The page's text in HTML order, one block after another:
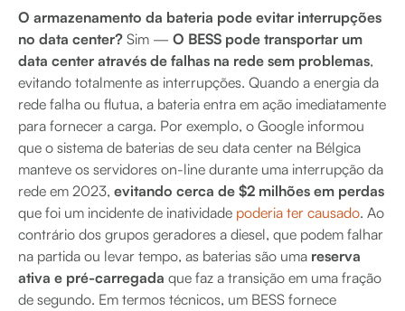
O armazenamento da bateria pode evitar interrupções
no data center? Sim — O BESS pode transportar um
data center através de falhas na rede sem problemas,
evitando totalmente as interrupções. Quando a energia da
rede falha ou flutua, a bateria entra em ação imediatamente
para fornecer a carga. Por exemplo, o Google informou
que o sistema de baterias de seu data center na Bélgica
manteve os servidores on-line durante uma interrupção da
rede em 2023, evitando cerca de $2 milhões em perdas
que foi um incidente de inatividade poderia ter causado. Ao
contrário dos grupos geradores a diesel, que podem falhar
na partida ou levar tempo, as baterias são uma reserva
ativa e pré-carregada que faz a transição em uma fração
de segundo. Em termos técnicos, um BESS fornece